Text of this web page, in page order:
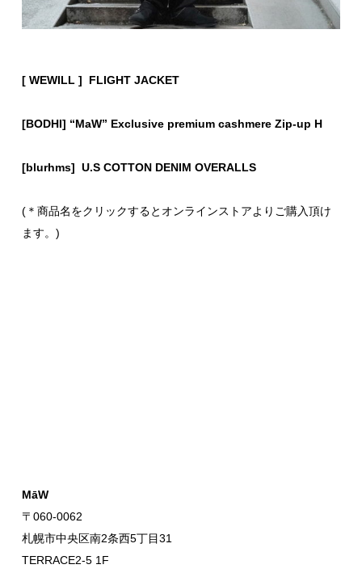
[ WEWILL ] FLIGHT JACKET
[BODHI] “MaW” Exclusive premium cashmere Zip-up H
[blurhms] U.S COTTON DENIM OVERALLS
(＊商品名をクリックするとオンラインストアよりご購入頂け
ます。)
MāW
〒060-0062
札幌市中央区南2条西5丁目31
TERRACE2-5 1F